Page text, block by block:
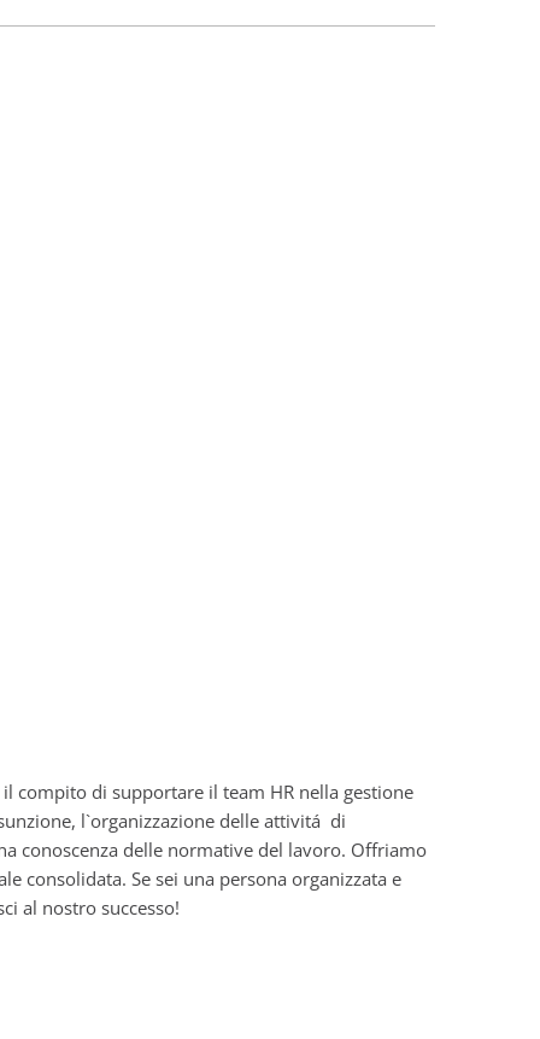
compito di supportare il team HR nella gestione
l`organizzazione delle attivitá di
conoscenza delle normative del lavoro. Offriamo
consolidata. Se sei una persona organizzata e
al nostro successo!